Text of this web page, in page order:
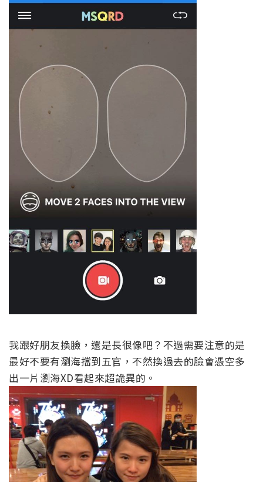
我跟好朋友換臉，還是長很像吧？不過需要注意的是
最好不要有瀏海擋到五官，不然換過去的臉會憑空多
出一片瀏海XD看起來超詭異的。